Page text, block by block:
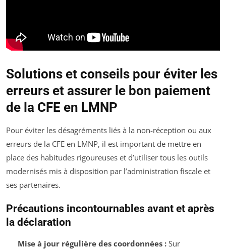
Solutions et conseils pour éviter les
erreurs et assurer le bon paiement
de la CFE en LMNP
Pour éviter les désagréments liés à la non-réception ou aux
erreurs de la CFE en LMNP, il est important de mettre en
place des habitudes rigoureuses et d’utiliser tous les outils
modernisés mis à disposition par l’administration fiscale et
ses partenaires.
Précautions incontournables avant et après
la déclaration
Mise à jour régulière des coordonnées :Sur